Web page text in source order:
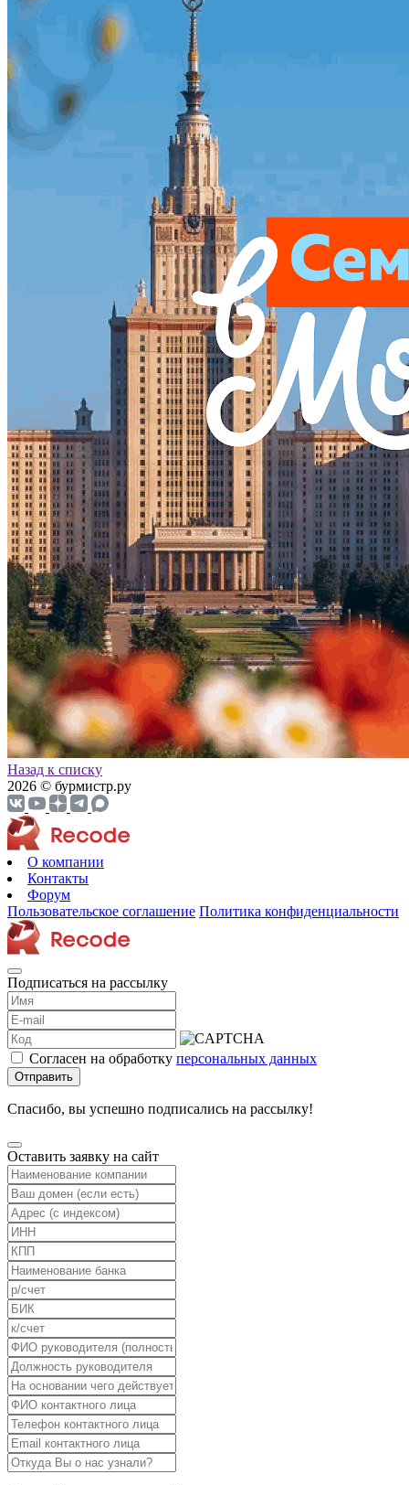
Назад к списку
2026 © бурмистр.ру
О компании
Контакты
Форум
Пользовательское соглашение Политика конфиденциальности
Подписаться на рассылку
Согласен на обработку персональных данных
Отправить
Спасибо, вы успешно подписались на рассылку!
Оставить заявку на сайт